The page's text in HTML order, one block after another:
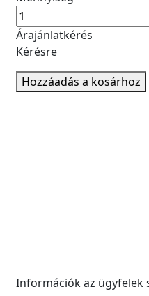
Árajánlatkérés
Kérésre
Hozzáadás a kosárhoz
Információk az ügyfelek